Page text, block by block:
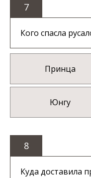
7
Кого спасла
Принца
Юнгу
8
Куда доставила